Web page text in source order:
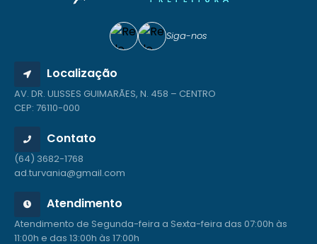
Siga-nos
Localização
AV. DR. ULISSES GUIMARÃES, N. 458 – CENTRO
CEP: 76110-000
Contato
(64) 3682-1768
ad.turvania@gmail.com
Atendimento
Atendimento de Segunda-feira a Sexta-feira das 07:00h às
11:00h e das 13:00h às 17:00h